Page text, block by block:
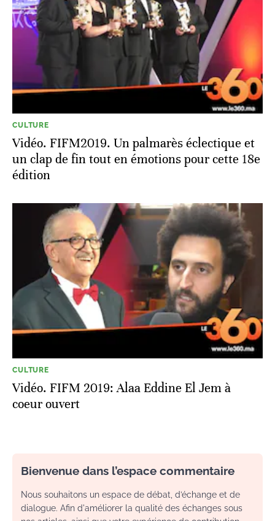
CULTURE
Vidéo. FIFM2019. Un palmarès éclectique et
un clap de fin tout en émotions pour cette 18e
édition
CULTURE
Vidéo. FIFM 2019: Alaa Eddine El Jem à
coeur ouvert
Bienvenue dans l’espace commentaire
Nous souhaitons un espace de débat, d’échange et de
dialogue. Afin d'améliorer la qualité des échanges sous